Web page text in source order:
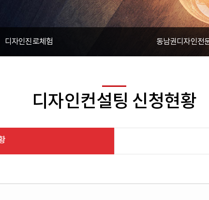
디자인진로체험 동남권디자인전
디자인컨설팅 신청현황